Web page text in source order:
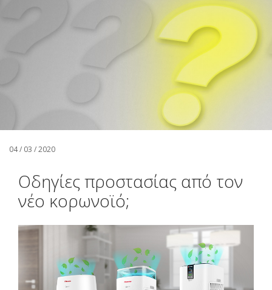
04 / 03 / 2020
Οδηγίες προστασίας από τον
νέο κορωνοϊό;